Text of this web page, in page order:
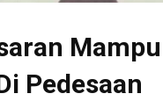
Pedesaan